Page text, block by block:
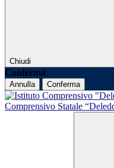
Chiudi
Conferma
Annulla Conferma
Comprensivo Statale